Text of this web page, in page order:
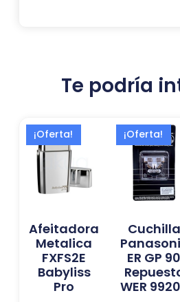
Te podría
¡Oferta!
Afeitadora
Metalica
FXFS2E
Babyliss
Pro
precio
era:
165,00 €.
El
precio
actual
es:
110,00 €.
¡Oferta!
Cuchilla
ER GP 90
WER
El
El
es: